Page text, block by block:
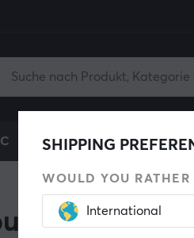
Konsole Gaming-Stühle
SHIPPING
WOULD YOU RATHER
International